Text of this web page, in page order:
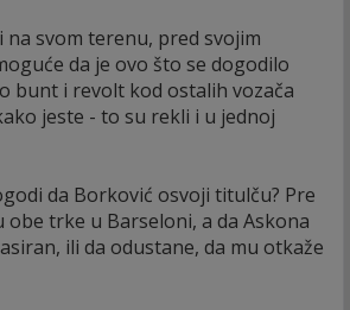
na svom terenu, pred svojim
da je ovo što se dogodilo
bunt i revolt kod ostalih vozača
jeste - to su rekli i u jednoj
da Borković osvoji titulču? Pre
obe trke u Barseloni, a da Askona
ili da odustane, da mu otkaže